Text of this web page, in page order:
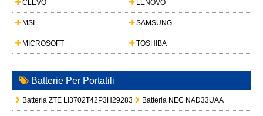
CLEVO LENOVO
MSI SAMSUNG
MICROSOFT TOSHIBA
Batterie Per Portatili
Batteria ZTE LI3702T42P3H292833 Batteria NEC NAD33UAA